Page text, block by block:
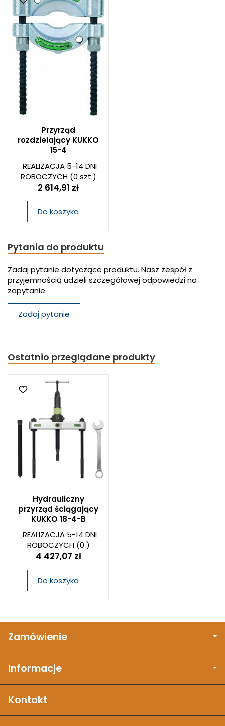
Przyrząd
rozdzielający KUKKO
15-4
REALIZACJA 5-14 DNI
ROBOCZYCH(0 szt.)
2 614,91 zł
Do koszyka
Pytania do produktu
Zadaj pytanie dotyczące produktu. Nasz zespół z
przyjemnością udzieli szczegółowej odpowiedzi na
zapytanie.
Zadaj pytanie
Ostatnio przeglądane produkty
Hydrauliczny
przyrząd ściągający
KUKKO 18-4-B
REALIZACJA 5-14 DNI
ROBOCZYCH(0 )
4 427,07 zł
Do koszyka
Zamówienie
Informacje
Kontakt